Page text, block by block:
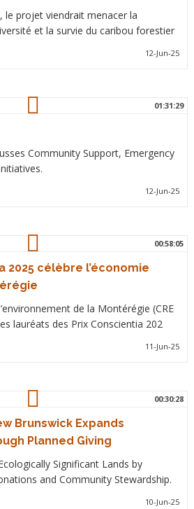
le projet viendrait menacer la
et la survie du caribou forestier
12-Jun-25
01:31:29
Community Support, Emergency
12-Jun-25
00:58:05
2025 célèbre l’économie
de la Montérégie (CRE
lauréats des Prix Conscientia 202
11-Jun-25
00:30:28
Brunswick Expands
Planned Giving
Significant Lands by
and Community Stewardship.
10-Jun-25